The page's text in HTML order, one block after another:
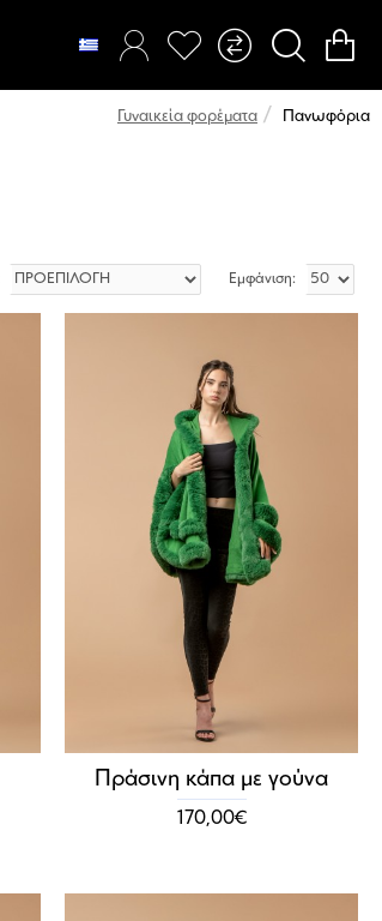
Γυναικεία φορέματα Πανωφόρια
Εμφάνιση:
Πράσινη κάπα με γούνα
170,00€